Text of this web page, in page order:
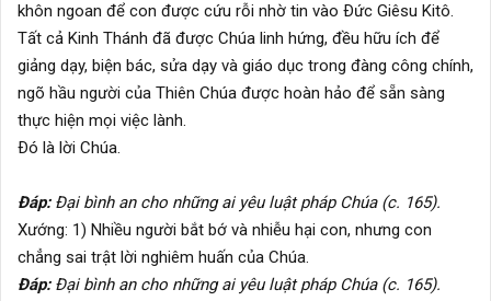
khôn ngoan để con được cứu rỗi nhờ tin vào Ðức Giêsu Kitô.
Tất cả Kinh Thánh đã được Chúa linh hứng, đều hữu ích để
giảng dạy, biện bác, sửa dạy và giáo dục trong đàng công chính,
ngõ hầu người của Thiên Chúa được hoàn hảo để sẵn sàng
thực hiện mọi việc lành.
Ðó là lời Chúa.
Ðáp:Ðại bình an cho những ai yêu luật pháp Chúa (c. 165).
Xướng: 1) Nhiều người bắt bớ và nhiễu hại con, nhưng con
chẳng sai trật lời nghiêm huấn của Chúa.
Ðáp:Ðại bình an cho những ai yêu luật pháp Chúa (c. 165).